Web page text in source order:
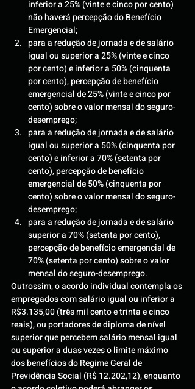
inferior a 25% (vinte e cinco por cento)
não haverá percepção do Benefício
Emergencial;
para a redução de jornada e de salário
igual ou superior a 25% (vinte e cinco
por cento) e inferior a 50% (cinquenta
por cento), percepção de benefício
emergencial de 25% (vinte e cinco por
cento) sobre o valor mensal do seguro-
desemprego;
para a redução de jornada e de salário
igual ou superior a 50% (cinquenta por
cento) e inferior a 70% (setenta por
cento), percepção de benefício
emergencial de 50% (cinquenta por
cento) sobre o valor mensal do seguro-
desemprego;
para a redução de jornada e de salário
superior a 70% (setenta por cento),
percepção de benefício emergencial de
70% (setenta por cento) sobre o valor
mensal do seguro-desemprego.
Outrossim, o acordo individual contempla os
empregados com salário igual ou inferior a
R$3.135,00 (três mil cento e trinta e cinco
reais), ou portadores de diploma de nível
superior que percebem salário mensal igual
ou superior a duas vezes o limite máximo
dos benefícios do Regime Geral de
Previdência Social (R$ 12.202,12), enquanto